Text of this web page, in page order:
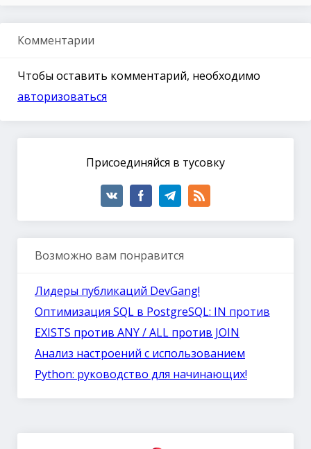
Комментарии
Чтобы оставить комментарий, необходимо
авторизоваться
Присоединяйся в тусовку
Возможно вам понравится
Лидеры публикаций DevGang!
Оптимизация SQL в PostgreSQL: IN против
EXISTS против ANY / ALL против JOIN
Анализ настроений с использованием
Python: руководство для начинающих!